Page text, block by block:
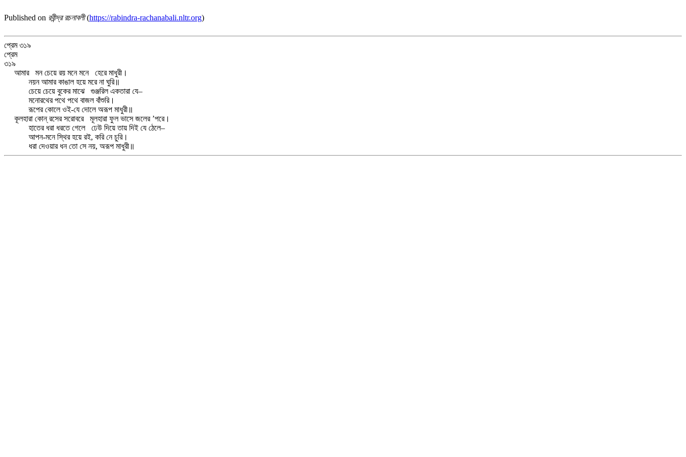
Published on রবীন্দ্র রচনাবলী(https://rabindra-rachanabali.nltr.org)
প্রেম ৩১৯
প্রেম
৩১৯
আমার মন চেয়ে রয় মনে মনে হেরে মাধুরী।
নয়ন আমার কাঙাল হয়ে মরে না ঘুরি॥
চেয়ে চেয়ে বুকের মাঝে গুঞ্জরিল একতারা যে–
মনোরথের পথে পথে বাজল বাঁশুরি।
রূপের কোলে ওই-যে দোলে অরূপ মাধুরী॥
কূলহারা কোন্‌ রসের সরোবরে মূলহারা ফুল ভাসে জলের ’পরে।
হাতের ধরা ধরতে গেলে ঢেউ দিয়ে তায় দিই যে ঠেলে–
আপন-মনে স্থির হয়ে রই, করি নে চুরি।
ধরা দেওয়ার ধন তো সে নয়, অরূপ মাধুরী॥